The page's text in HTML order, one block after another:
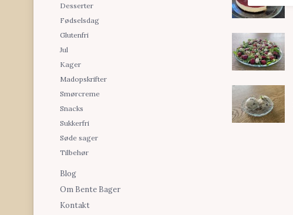
Desserter
Fødselsdag
Glutenfri
Jul
Kager
Madopskrifter
Smørcreme
Snacks
Sukkerfri
Søde sager
Tilbehør
Blog
Om Bente Bager
Kontakt